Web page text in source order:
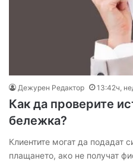
Дежурен Редактор 13:42ч,
Как да проверите
бележка?
Клиентите могат да подадат
плащането, ако не получат